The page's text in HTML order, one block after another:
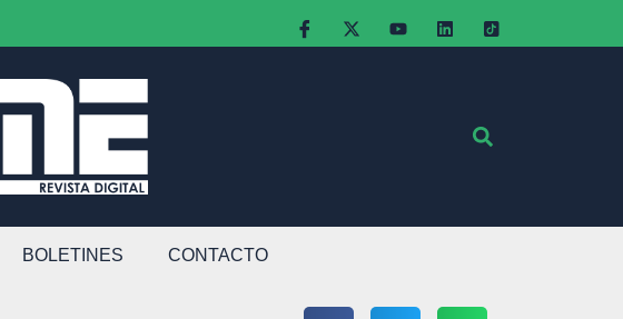
BOLETINES CONTACTO